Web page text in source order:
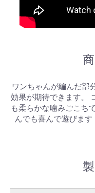
ワンちゃんが編んだ部
効果が期待できます。
も柔らかな噛みごこち
んでも喜んで遊びま